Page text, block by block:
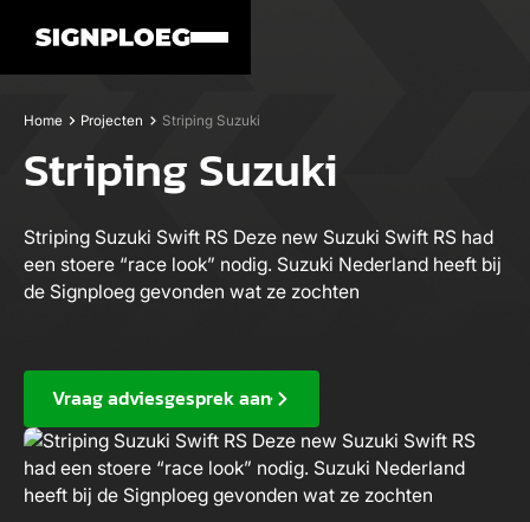
Home Projecten Striping Suzuki
Striping Suzuki
Striping Suzuki Swift RS Deze new Suzuki Swift RS had
een stoere “race look” nodig. Suzuki Nederland heeft bij
de Signploeg gevonden wat ze zochten
Vraag adviesgesprek aan